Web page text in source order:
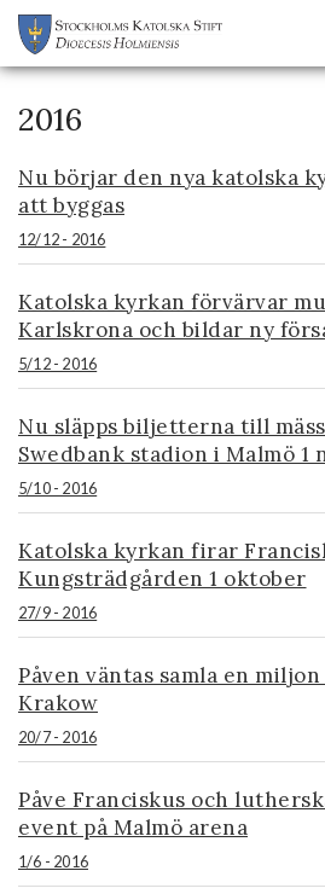
2016
Nu börjar den nya katolska
att byggas
12/12 - 2016
Katolska kyrkan förvärvar
Karlskrona och bildar ny
5/12 - 2016
Nu släpps biljetterna till
Swedbank stadion i Malmö 1
5/10 - 2016
Katolska kyrkan firar
Kungsträdgården 1 oktober
27/9 - 2016
Påven väntas samla en
Krakow
20/7 - 2016
Påve Franciskus och
event på Malmö arena
1/6 - 2016